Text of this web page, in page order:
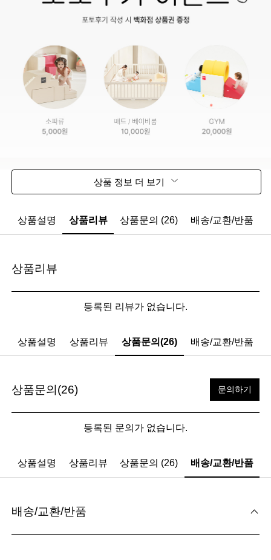
상품 정보 더 보기
상품설명 상품리뷰 상품문의 (26) 배송/교환/반품
상품리뷰
등록된 리뷰가 없습니다.
상품설명 상품리뷰 상품문의(26) 배송/교환/반품
상품문의(26) 문의하기
등록된 문의가 없습니다.
상품설명 상품리뷰 상품문의 (26) 배송/교환/반품
배송/교환/반품